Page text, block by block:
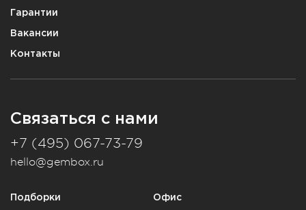
Гарантии
Вакансии
Контакты
Связаться с нами
+7 (495) 067-73-79
hello@gembox.ru
Подборки Офис